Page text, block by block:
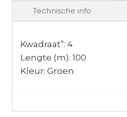
Technische info
Kwadraat”: 4
Lengte (m): 100
Kleur: Groen